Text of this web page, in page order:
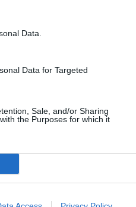
Data.
Data for Targeted
Sale, and/or Sharing
the Purposes for which it
ja niiden vieressä olevissa
ja museoita, joita on joka
mutta sinne voi
ja oikeastaan vain toukokuulta